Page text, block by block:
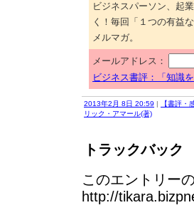
ビジネスパーソン、起
く！毎回「１つの有益
メルマガ。
メールアドレス：
ビジネス書評：「知識
2013年2月 8日 20:59 | 【書評
リック・アマール(著)
トラックバック
このエントリー
http://